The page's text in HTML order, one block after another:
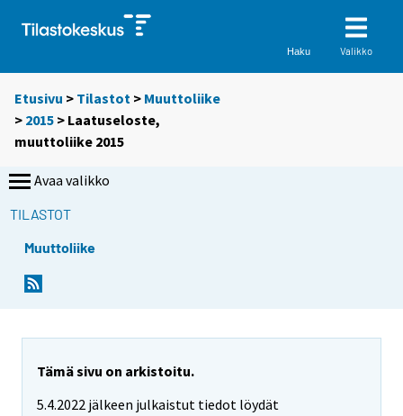
Haku Valikko
Etusivu > Tilastot > Muuttoliike
> 2015 > Laatuseloste,
muuttoliike 2015
Avaa valikko
TILASTOT
Muuttoliike
Tämä sivu on arkistoitu.
5.4.2022 jälkeen julkaistut tiedot löydät